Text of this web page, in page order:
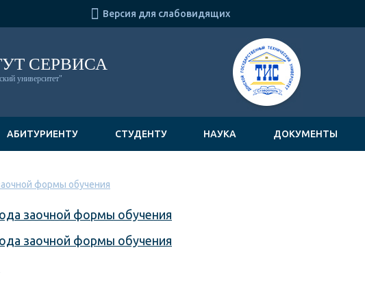
 Версия для слабовидящих
СЕРВИСА
университет"
АБИТУРИЕНТУ СТУДЕНТУ НАУКА ДОКУМЕНТЫ
формы обучения
заочной формы обучения
заочной формы обучения